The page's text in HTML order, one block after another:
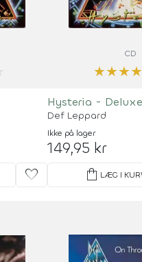
favorite
CD
★★★★
Hysteria -
Def Leppard
Ikke på lager
149,95 kr
shopping_bag LÆG I